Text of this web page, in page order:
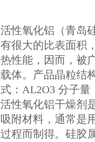
活性氧化铝（青岛
有很大的比表面积
热性能，因而，被
载体。产品晶粒
式：AL2O3 分子量
活性氧化铝干燥剂
吸附材料，通常是
过程而制得。硅胶